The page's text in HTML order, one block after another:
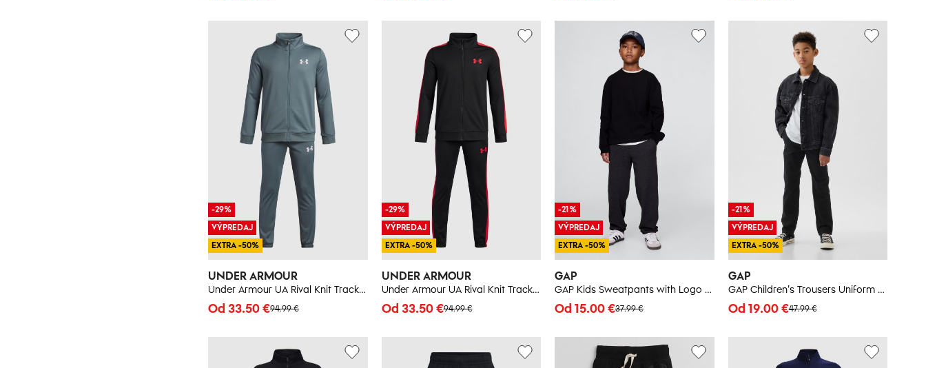
UNDER ARMOUR
Under Armour UA Rival Knit Track Suit-BLU - Boys
94.99 €
Od 33.50 €
-29%
VÝPREDAJ
EXTRA -50%
UNDER ARMOUR
Under Armour UA Rival Knit Track Suit-BLK - Boys
94.99 €
Od 33.50 €
-29%
VÝPREDAJ
EXTRA -50%
GAP
GAP Kids Sweatpants with Logo - Boys
37.99 €
Od 15.00 €
-21%
VÝPREDAJ
EXTRA -50%
GAP
GAP Children's Trousers Uniform Lived-In Khakis - Boys
47.99 €
Od 19.00 €
-21%
VÝPREDAJ
EXTRA -50%